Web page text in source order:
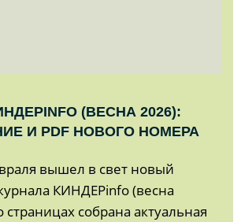
(ВЕСНА 2026):
И PDF НОВОГО НОМЕРА
вышел в свет новый
КИНДЕРinfo (весна
страницах собрана актуальная